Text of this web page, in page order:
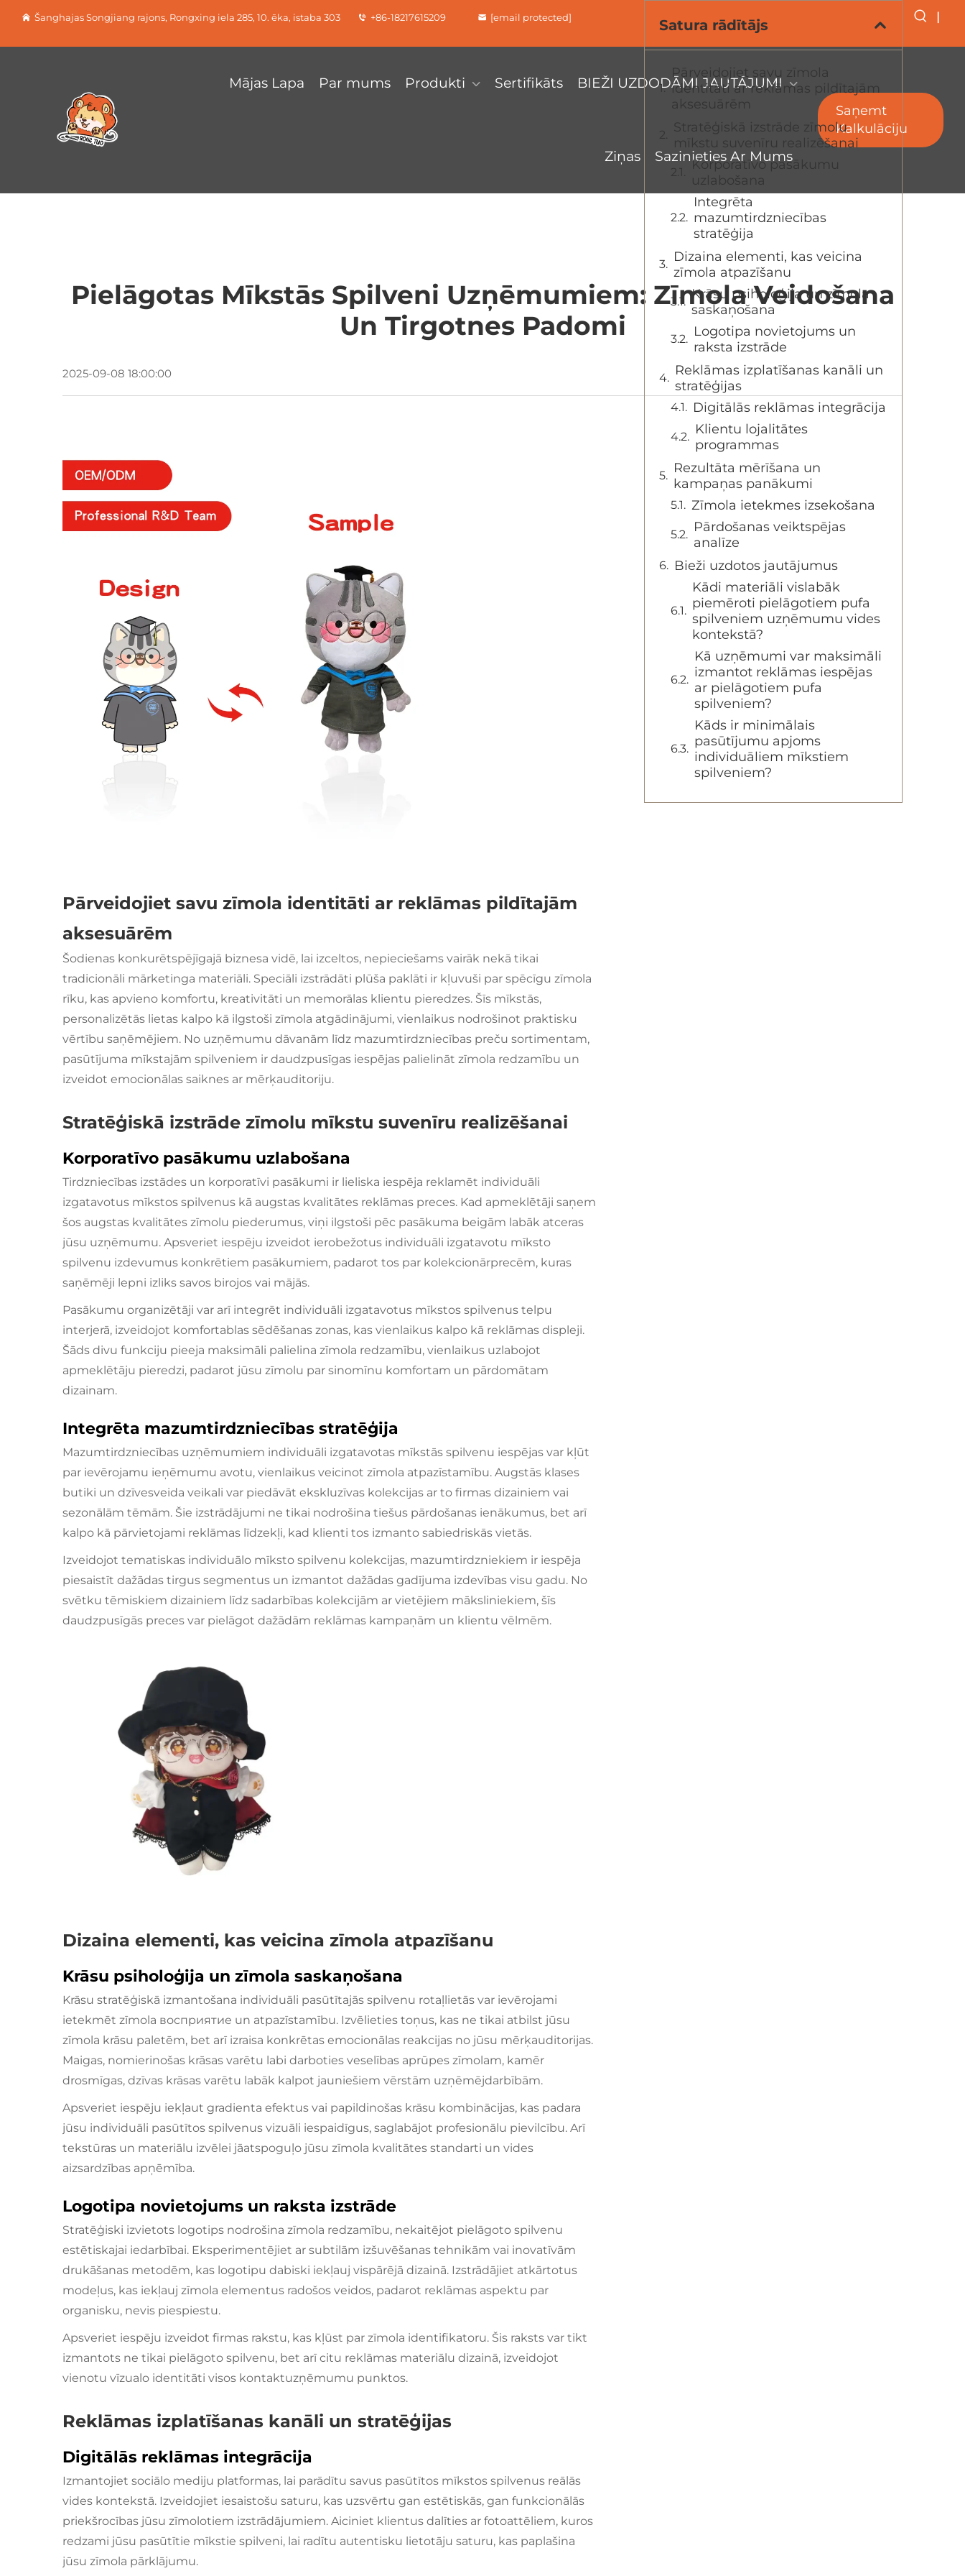
Šanghajas Songjiang rajons, Rongxing iela 285, 10. ēka, istaba 303 +86-18217615209 [email protected] |
Mājas Lapa Par mums Produkti Sertifikāts BIEŽI UZDODĀMI JAUTĀJUMI
Ziņas Sazinieties Ar Mums
Saņemt
Kalkulāciju
Pielāgotas Mīkstās Spilveni Uzņēmumiem: Zīmola Veidošana
Un Tirgotnes Padomi
2025-09-08 18:00:00
Pārveidojiet savu zīmola identitāti ar reklāmas pildītajām
aksesuārēm
Šodienas konkurētspējīgajā biznesa vidē, lai izceltos, nepieciešams vairāk nekā tikai
tradicionāli mārketinga materiāli. Speciāli izstrādāti plūša paklāti ir kļuvuši par spēcīgu zīmola
rīku, kas apvieno komfortu, kreativitāti un memorālas klientu pieredzes. Šīs mīkstās,
personalizētās lietas kalpo kā ilgstoši zīmola atgādinājumi, vienlaikus nodrošinot praktisku
vērtību saņēmējiem. No uzņēmumu dāvanām līdz mazumtirdzniecības preču sortimentam,
pasūtījuma mīkstajām spilveniem ir daudzpusīgas iespējas palielināt zīmola redzamību un
izveidot emocionālas saiknes ar mērķauditoriju.
Stratēģiskā izstrāde zīmolu mīkstu suvenīru realizēšanai
Korporatīvo pasākumu uzlabošana
Tirdzniecības izstādes un korporatīvi pasākumi ir lieliska iespēja reklamēt individuāli
izgatavotus mīkstos spilvenus kā augstas kvalitātes reklāmas preces. Kad apmeklētāji saņem
šos augstas kvalitātes zīmolu piederumus, viņi ilgstoši pēc pasākuma beigām labāk atceras
jūsu uzņēmumu. Apsveriet iespēju izveidot ierobežotus individuāli izgatavotu mīksto
spilvenu izdevumus konkrētiem pasākumiem, padarot tos par kolekcionārprecēm, kuras
saņēmēji lepni izliks savos birojos vai mājās.
Pasākumu organizētāji var arī integrēt individuāli izgatavotus mīkstos spilvenus telpu
interjerā, izveidojot komfortablas sēdēšanas zonas, kas vienlaikus kalpo kā reklāmas displeji.
Šāds divu funkciju pieeja maksimāli palielina zīmola redzamību, vienlaikus uzlabojot
apmeklētāju pieredzi, padarot jūsu zīmolu par sinomīnu komfortam un pārdomātam
dizainam.
Integrēta mazumtirdzniecības stratēģija
Mazumtirdzniecības uzņēmumiem individuāli izgatavotas mīkstās spilvenu iespējas var kļūt
par ievērojamu ieņēmumu avotu, vienlaikus veicinot zīmola atpazīstamību. Augstās klases
butiki un dzīvesveida veikali var piedāvāt ekskluzīvas kolekcijas ar to firmas dizainiem vai
sezonālām tēmām. Šie izstrādājumi ne tikai nodrošina tiešus pārdošanas ienākumus, bet arī
kalpo kā pārvietojami reklāmas līdzekļi, kad klienti tos izmanto sabiedriskās vietās.
Izveidojot tematiskas individuālo mīksto spilvenu kolekcijas, mazumtirdzniekiem ir iespēja
piesaistīt dažādas tirgus segmentus un izmantot dažādas gadījuma izdevības visu gadu. No
svētku tēmiskiem dizainiem līdz sadarbības kolekcijām ar vietējiem māksliniekiem, šīs
daudzpusīgās preces var pielāgot dažādām reklāmas kampaņām un klientu vēlmēm.
Dizaina elementi, kas veicina zīmola atpazīšanu
Krāsu psiholoģija un zīmola saskaņošana
Krāsu stratēģiskā izmantošana individuāli pasūtītajās spilvenu rotaļlietās var ievērojami
ietekmēt zīmola восприятие un atpazīstamību. Izvēlieties toņus, kas ne tikai atbilst jūsu
zīmola krāsu paletēm, bet arī izraisa konkrētas emocionālas reakcijas no jūsu mērķauditorijas.
Maigas, nomierinošas krāsas varētu labi darboties veselības aprūpes zīmolam, kamēr
drosmīgas, dzīvas krāsas varētu labāk kalpot jauniešiem vērstām uzņēmējdarbībām.
Apsveriet iespēju iekļaut gradienta efektus vai papildinošas krāsu kombinācijas, kas padara
jūsu individuāli pasūtītos spilvenus vizuāli iespaidīgus, saglabājot profesionālu pievilcību. Arī
tekstūras un materiālu izvēlei jāatspoguļo jūsu zīmola kvalitātes standarti un vides
aizsardzības apņēmība.
Logotipa novietojums un raksta izstrāde
Stratēģiski izvietots logotips nodrošina zīmola redzamību, nekaitējot pielāgoto spilvenu
estētiskajai iedarbībai. Eksperimentējiet ar subtilām izšuvēšanas tehnikām vai inovatīvām
drukāšanas metodēm, kas logotipu dabiski iekļauj vispārējā dizainā. Izstrādājiet atkārtotus
modeļus, kas iekļauj zīmola elementus radošos veidos, padarot reklāmas aspektu par
organisku, nevis piespiestu.
Apsveriet iespēju izveidot firmas rakstu, kas kļūst par zīmola identifikatoru. Šis raksts var tikt
izmantots ne tikai pielāgoto spilvenu, bet arī citu reklāmas materiālu dizainā, izveidojot
vienotu vīzualo identitāti visos kontaktuzņēmumu punktos.
Reklāmas izplatīšanas kanāli un stratēģijas
Digitālās reklāmas integrācija
Izmantojiet sociālo mediju platformas, lai parādītu savus pasūtītos mīkstos spilvenus reālās
vides kontekstā. Izveidojiet iesaistošu saturu, kas uzsvērtu gan estētiskās, gan funkcionālās
priekšrocības jūsu zīmolotiem izstrādājumiem. Aiciniet klientus dalīties ar fotoattēliem, kuros
redzami jūsu pasūtītie mīkstie spilveni, lai radītu autentisku lietotāju saturu, kas paplašina
jūsu zīmola pārklājumu.
Satura rādītājs
Pārveidojiet savu zīmola
identitāti ar reklāmas pildītajām
aksesuārēm
Stratēģiskā izstrāde zīmolu
mīkstu suvenīru realizēšanai
Korporatīvo pasākumu
uzlabošana
Integrēta
mazumtirdzniecības
stratēģija
Dizaina elementi, kas veicina
zīmola atpazīšanu
Krāsu psiholoģija un zīmola
saskaņošana
Logotipa novietojums un
raksta izstrāde
Reklāmas izplatīšanas kanāli un
stratēģijas
Digitālās reklāmas integrācija
Klientu lojalitātes
programmas
Rezultāta mērīšana un
kampaņas panākumi
Zīmola ietekmes izsekošana
Pārdošanas veiktspējas
analīze
Bieži uzdotos jautājumus
Kādi materiāli vislabāk
piemēroti pielāgotiem pufa
spilveniem uzņēmumu vides
kontekstā?
Kā uzņēmumi var maksimāli
izmantot reklāmas iespējas
ar pielāgotiem pufa
spilveniem?
Kāds ir minimālais
pasūtījumu apjoms
individuāliem mīkstiem
spilveniem?